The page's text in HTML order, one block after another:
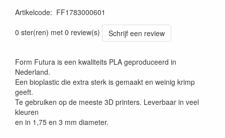
Artikelcode: FF1783000601
0 ster(ren) met 0 review(s)
Schrijf een review
Form Futura is een kwaliteits PLA geproduceerd in
Nederland.
Een bioplastic die extra sterk is gemaakt en weinig krimp
geeft.
Te gebruiken op de meeste 3D printers. Leverbaar in veel
kleuren
en in 1,75 en 3 mm diameter.